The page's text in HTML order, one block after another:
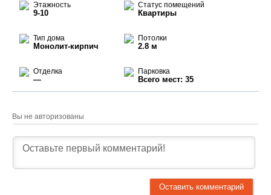
Этажность
9-10
Статус помещений
Квартиры
Тип дома
Монолит-кирпич
Потолки
2.8 м
Отделка
—
Парковка
Всего мест: 35
Вы не авторизованы